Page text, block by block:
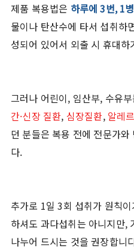
제품 복용법은 하루에 3번, 1
물이나 탄산수에 타서 섭취하
성되어 있어서 외출 시 휴대
그러나 어린이, 임산부, 수유
간·신장 질환, 심장질환,알레
던 분들은 복용 전에 전문가
다.
추가로 1일 3회 섭취가 원칙
하셔도 과다섭취는 아니지만,
나누어 드시는 것을 권장합니